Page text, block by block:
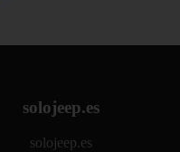
solojeep.es
solojeep.es